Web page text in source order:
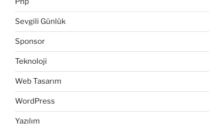
Sevgili Günlük
Sponsor
Teknoloji
Web Tasarım
WordPress
Yazılım